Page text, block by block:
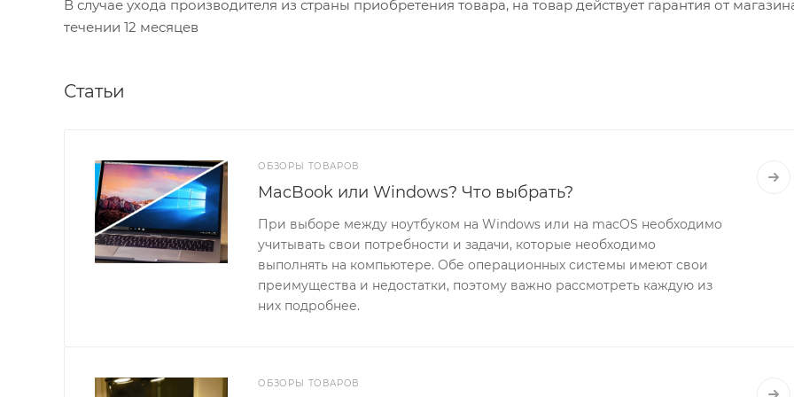
В случае ухода производителя из страны приобретения товара, на товар действует гарантия от
течении 12 месяцев
Статьи
ОБЗОРЫ ТОВАРОВ
MacBook или Windows? Что выбрать?
При выборе между ноутбуком на Windows или на macOS необходимо
учитывать свои потребности и задачи, которые необходимо
выполнять на компьютере. Обе операционных системы имеют свои
преимущества и недостатки, поэтому важно рассмотреть каждую из
них подробнее.
ОБЗОРЫ ТОВАРОВ